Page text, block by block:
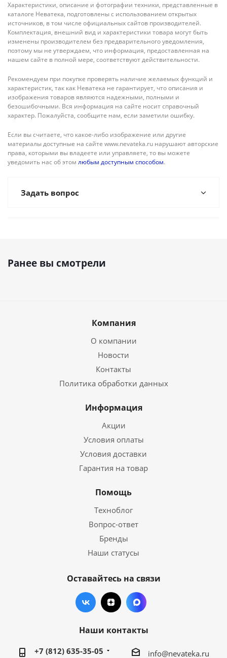
Характеристики, описание и фотографии техники, представленные в
каталоге Неватека, подготовлены с использованием открытых
источников, в том числе официальных сайтов производителей.
Комплектация, внешний вид и характеристики товара могут быть
изменены производителем без предварительного уведомления,
поэтому мы не утверждаем, что информация, предоставленная на
нашем сайте в полной мере, соответствуют действительности.
Рекомендуем при покупке проверять наличие желаемых функций и
характеристик, так как Неватека не гарантирует, что описания и
изображения товаров являются надежными, полными и
безошибочными. Вся информация на сайте носит справочный
характер. Пожалуйста, сообщите нам, если заметили ошибку.
Если вы считаете, что какое-либо изображение или другие
материалы доступные на сайте www.nevateka.ru нарушают авторские
права, которыми вы владеете или управляете, то вы можете
уведомить нас об этом любым доступным способом.
Задать вопрос
Ранее вы смотрели
Компания
О компании
Новости
Контакты
Политика обработки данных
Информация
Акции
Условия оплаты
Условия доставки
Гарантия на товар
Помощь
Техноблог
Вопрос-ответ
Бренды
Наши статусы
Оставайтесь на связи
Наши контакты
+7 (812) 635-35-05 info@nevateka.ru